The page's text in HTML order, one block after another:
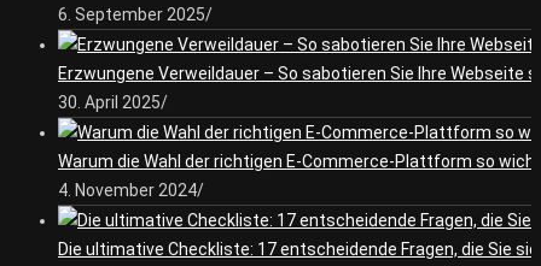
6. September 2025/
Erzwungene Verweildauer – So sabotieren Sie Ihre Webseite
30. April 2025/
Warum die Wahl der richtigen E-Commerce-Plattform so
4. November 2024/
Die ultimative Checkliste: 17 entscheidende Fragen, die Sie